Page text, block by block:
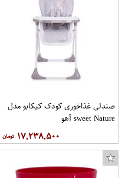
صندلی غذاخوری کودک کیکابو مدل
sweet Nature آهو
۱۷,۲۳۸,۵۰۰